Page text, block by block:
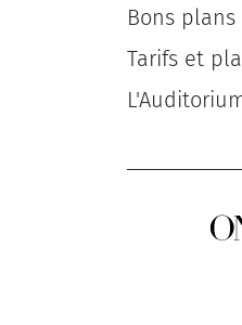
Bons plans
Tarifs et